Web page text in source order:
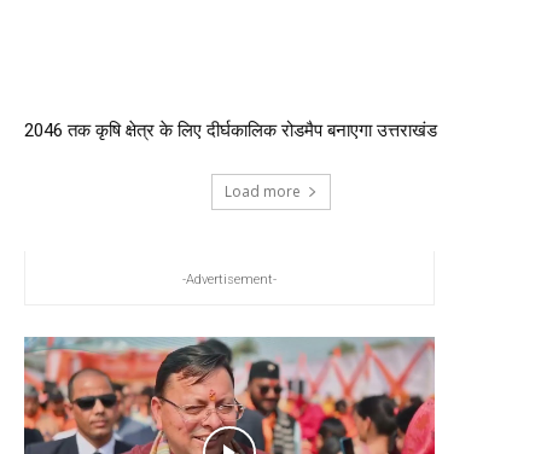
2046 तक कृषि क्षेत्र के लिए दीर्घकालिक रोडमैप बनाएगा उत्तराखंड
Load more
-Advertisement-